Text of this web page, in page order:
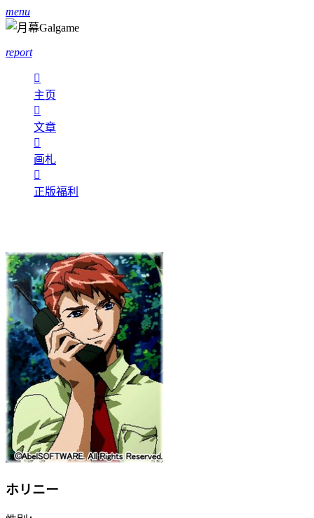
menu
report

主页

文章

画札

正版福利
ホリニー